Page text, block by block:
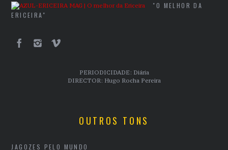
"O MELHOR DA
ERICEIRA"
PERIODICIDADE: Diária
DIRECTOR: Hugo Rocha Pereira
OUTROS TONS
JAGOZES PELO MUNDO